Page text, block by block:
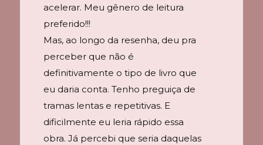
acelerar. Meu gênero de leitura
preferido!!!
Mas, ao longo da resenha, deu pra
perceber que não é
definitivamente o tipo de livro que
eu daria conta. Tenho preguiça de
tramas lentas e repetitivas. E
dificilmente eu leria rápido essa
obra. Já percebi que seria daquelas